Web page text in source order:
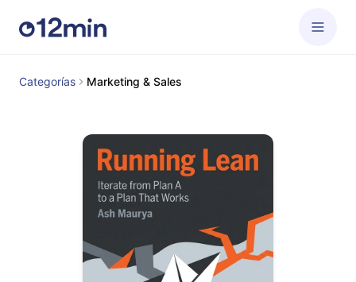
Categorías Marketing & Sales